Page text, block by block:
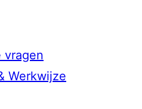
vragen
Werkwijze